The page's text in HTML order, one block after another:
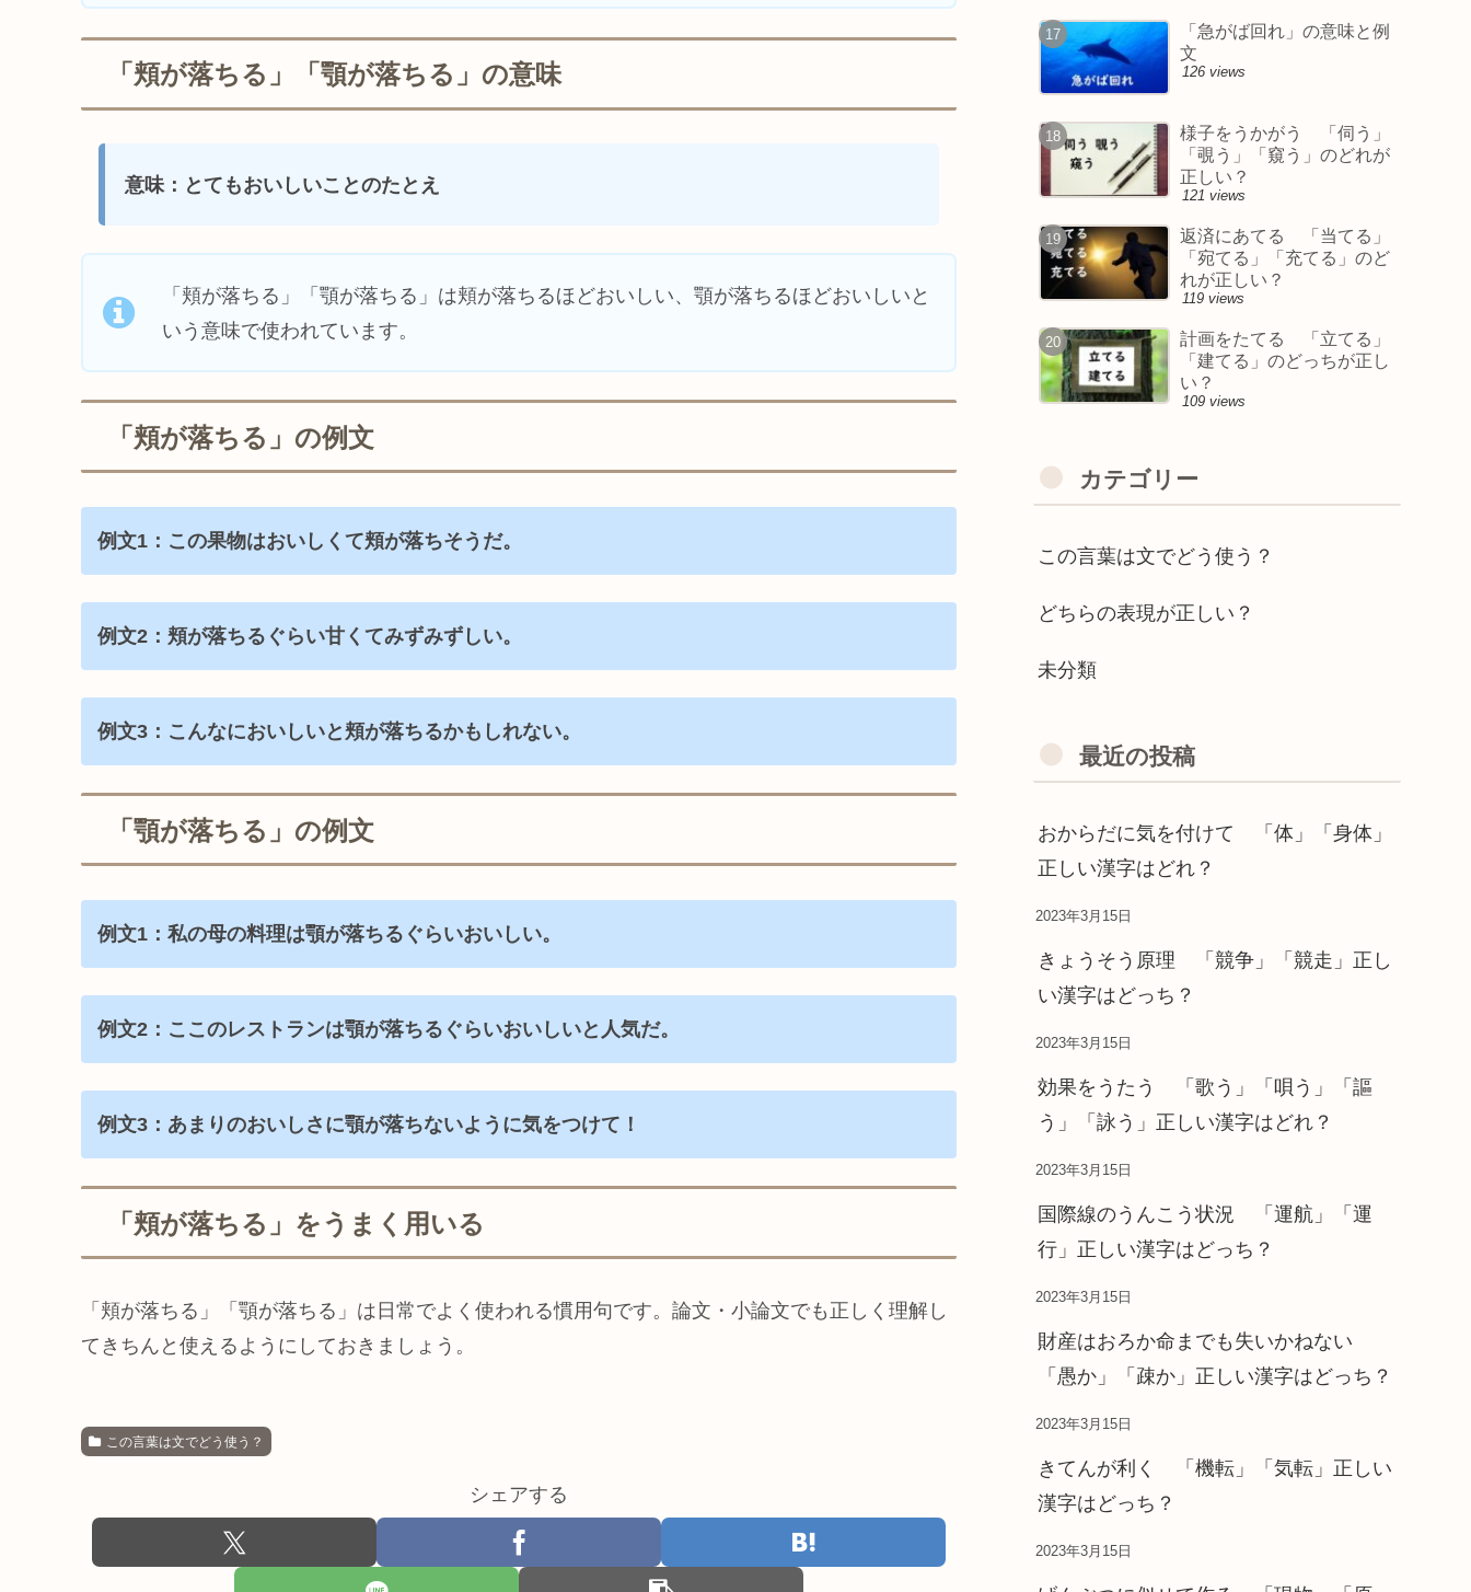
「頬が落ちる」「顎が落ちる」の意味
意味：とてもおいしいことのたとえ
「頬が落ちる」「顎が落ちる」は頬が落ちるほどおいしい、顎が落ちるほどおいしいと
いう意味で使われています。
「頬が落ちる」の例文
例文1：この果物はおいしくて頬が落ちそうだ。
例文2：頬が落ちるぐらい甘くてみずみずしい。
例文3：こんなにおいしいと頬が落ちるかもしれない。
「顎が落ちる」の例文
例文1：私の母の料理は顎が落ちるぐらいおいしい。
例文2：ここのレストランは顎が落ちるぐらいおいしいと人気だ。
例文3：あまりのおいしさに顎が落ちないように気をつけて！
「頬が落ちる」をうまく用いる
「頬が落ちる」「顎が落ちる」は日常でよく使われる慣用句です。論文・小論文でも正しく理解し
てきちんと使えるようにしておきましょう。
この言葉は文でどう使う？
シェアする
「急がば回れ」の意味と例
文
126 views
様子をうかがう 「伺う」
「覗う」「窺う」のどれが
正しい？
121 views
返済にあてる 「当てる」
「宛てる」「充てる」のど
れが正しい？
119 views
計画をたてる 「立てる」
「建てる」のどっちが正し
い？
109 views
カテゴリー
この言葉は文でどう使う？
どちらの表現が正しい？
未分類
最近の投稿
おからだに気を付けて 「体」「身体」
正しい漢字はどれ？
2023年3月15日
きょうそう原理 「競争」「競走」正し
い漢字はどっち？
2023年3月15日
効果をうたう 「歌う」「唄う」「謳
う」「詠う」正しい漢字はどれ？
2023年3月15日
国際線のうんこう状況 「運航」「運
行」正しい漢字はどっち？
2023年3月15日
財産はおろか命までも失いかねない
「愚か」「疎か」正しい漢字はどっち？
2023年3月15日
きてんが利く 「機転」「気転」正しい
漢字はどっち？
2023年3月15日